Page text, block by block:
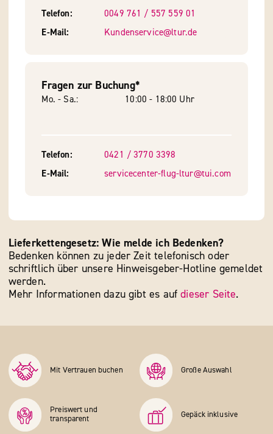
Telefon
0049 761 / 557 559 01
E-Mail
Kundenservice@ltur.de
Fragen zur Buchung*
Mo. - Sa. 10:00 - 18:00 Uhr
Telefon
0421 / 3770 3398
E-Mail
servicecenter-flug-ltur@tui.com
Lieferkettengesetz: Wie melde ich Bedenken?
Bedenken können zu jeder Zeit telefonisch oder
schriftlich über unsere Hinweisgeber-Hotline gemeldet
werden.
Mehr Informationen dazu gibt es aufdieser Seite.
Mit Vertrauen buchen Große Auswahl
Preiswert und
transparent
Gepäck inklusive